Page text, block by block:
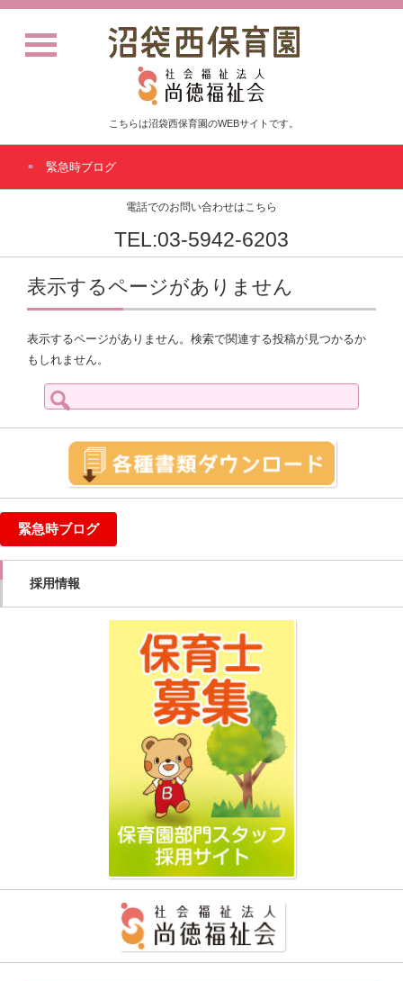
こちらは沼袋西保育園のWEBサイトです。
緊急時ブログ
電話でのお問い合わせはこちら
TEL:03-5942-6203
表示するページがありません
表示するページがありません。検索で関連する投稿が見つかるか
もしれません。
検
索:
緊急時ブログ
採用情報